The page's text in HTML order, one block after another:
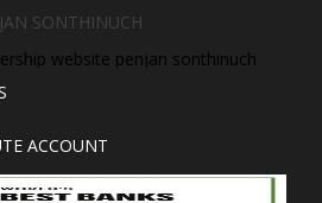
SONTHINUCH
website penjan sonthinuch
ACCOUNT